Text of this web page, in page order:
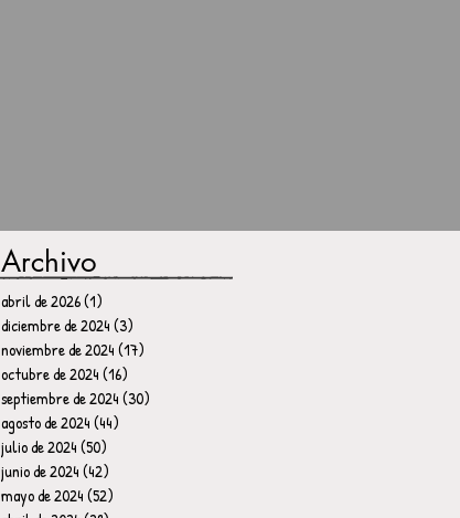
Archivo
abril de 2026(1)
diciembre de 2024(3)
noviembre de 2024(17)
octubre de 2024(16)
septiembre de 2024(30)
agosto de 2024(44)
julio de 2024(50)
junio de 2024(42)
mayo de 2024(52)